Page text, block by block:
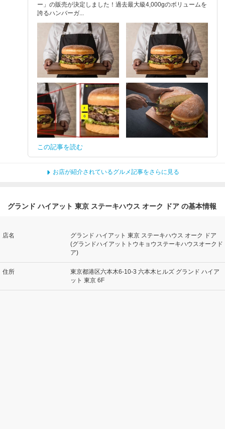
ー」の販売が決定しました！過去最大級4,000gのボリュームを
誇るハンバーガ...
この記事を読む
お店が紹介されているグルメ記事をさらに見る
グランド ハイアット 東京 ステーキハウス オーク ドア の基本情報
店名
グランド ハイアット 東京 ステーキハウス オーク ドア
(グランドハイアットトウキョウステーキハウスオークド
ア)
住所
東京都港区六本木6-10-3 六本木ヒルズ グランド ハイア
ット 東京 6F